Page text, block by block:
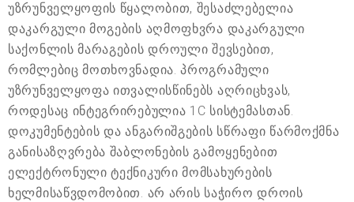
უზრუნველყოფის წყალობით, შესაძლებელია
დაკარგული მოგების აღმოფხვრა დაკარგული
საქონლის მარაგების დროული შევსებით,
რომლებიც მოთხოვნადია. პროგრამული
უზრუნველყოფა ითვალისწინებს აღრიცხვას,
როდესაც ინტეგრირებულია 1C სისტემასთან.
დოკუმენტების და ანგარიშგების სწრაფი წარმოქმნა
განისაზღვრება შაბლონების გამოყენებით
ელექტრონული ტექნიკური მომსახურების
ხელმისაწვდომობით. არ არის საჭირო დროის